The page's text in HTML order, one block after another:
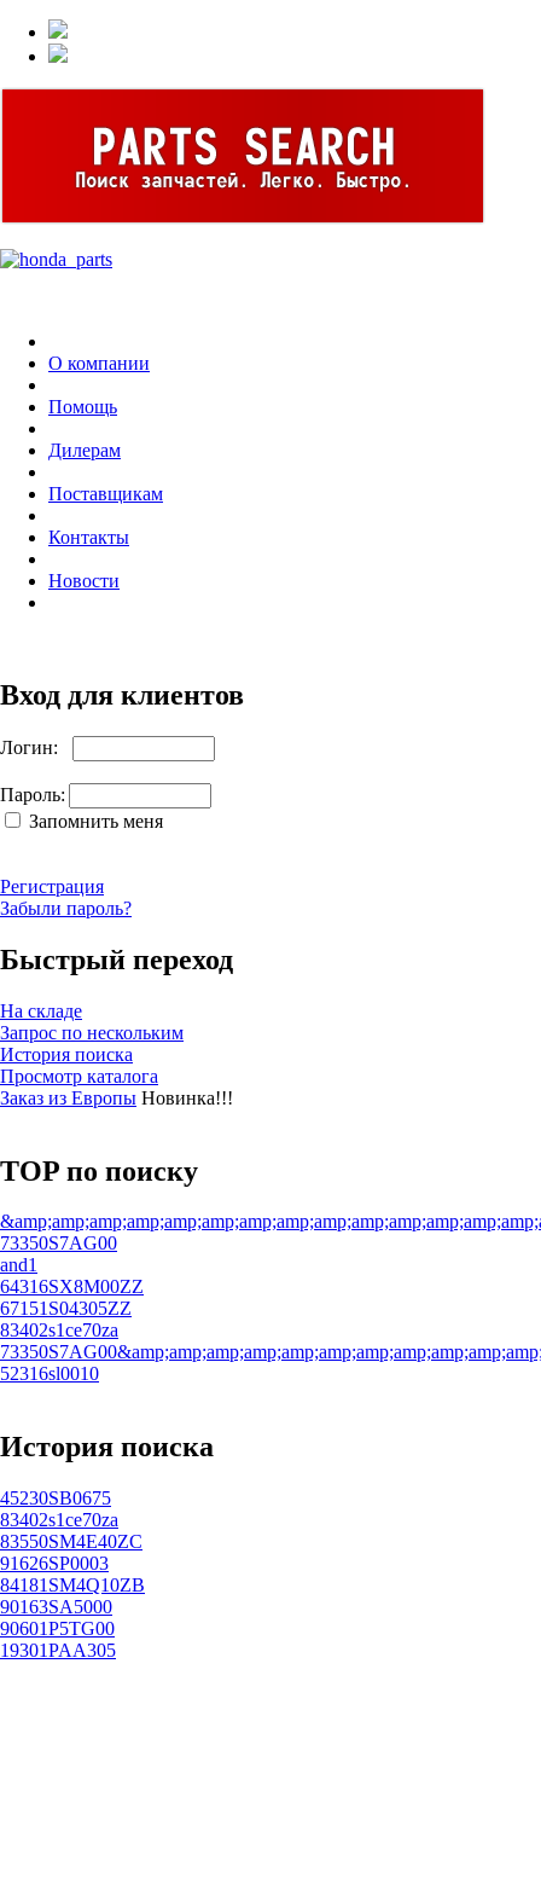
О компании
Помощь
Дилерам
Поставщикам
Контакты
Новости
Вход для клиентов
Логин:
Пароль:
Запомнить меня
Регистрация
Забыли пароль?
Быстрый переход
На складе
Запрос по нескольким
История поиска
Просмотр каталога
Заказ из Европы Новинка!!!
TOP по поиску
73350S7AG00
and1
64316SX8M00ZZ
67151S04305ZZ
83402s1ce70za
52316sl0010
История поиска
45230SB0675
83402s1ce70za
83550SM4E40ZC
91626SP0003
84181SM4Q10ZB
90163SA5000
90601P5TG00
19301PAA305